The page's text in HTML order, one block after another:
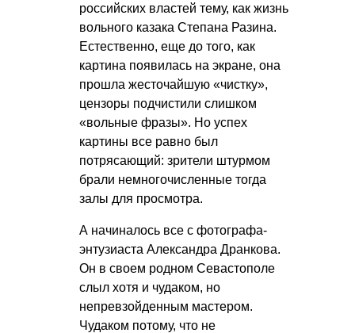
российских властей тему, как жизнь
вольного казака Степана Разина.
Естественно, еще до того, как
картина появилась на экране, она
прошла жесточайшую «чистку»,
цензоры подчистили слишком
«вольные фразы». Но успех
картины все равно был
потрясающий: зрители штурмом
брали немногочисленные тогда
залы для просмотра.
А начиналось все с фотографа-
энтузиаста Александра Дранкова.
Он в своем родном Севастополе
слыл хотя и чудаком, но
непревзойденным мастером.
Чудаком потому, что не